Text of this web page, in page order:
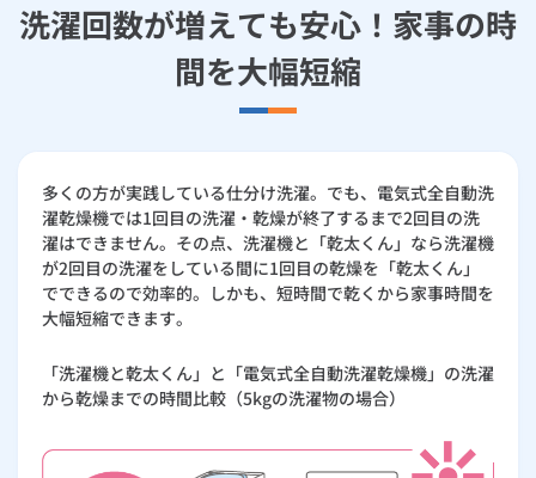
洗濯回数が増えても安心！家事の時
間を大幅短縮
多くの方が実践している仕分け洗濯。でも、電気式全自動洗
濯乾燥機では1回目の洗濯・乾燥が終了するまで2回目の洗
濯はできません。その点、洗濯機と「乾太くん」なら洗濯機
が2回目の洗濯をしている間に1回目の乾燥を「乾太くん」
でできるので効率的。しかも、短時間で乾くから家事時間を
大幅短縮できます。
「洗濯機と乾太くん」と「電気式全自動洗濯乾燥機」の洗濯
から乾燥までの時間比較（5kgの洗濯物の場合）